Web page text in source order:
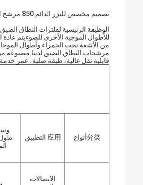
تصميم مخصص لليزر الدائم 850 مرشح النطاق الضيق
الوظيفة الرئيسية لفلترات النطاق
من الأشعة تحت الحمراء وأطوال
مرشحات النطاق الضيق لدينا مصنوعة من
قابلية نقل عالية، طبقة صلبة، عمر
分类أنواع 应用 التطبيق
الاتصالات